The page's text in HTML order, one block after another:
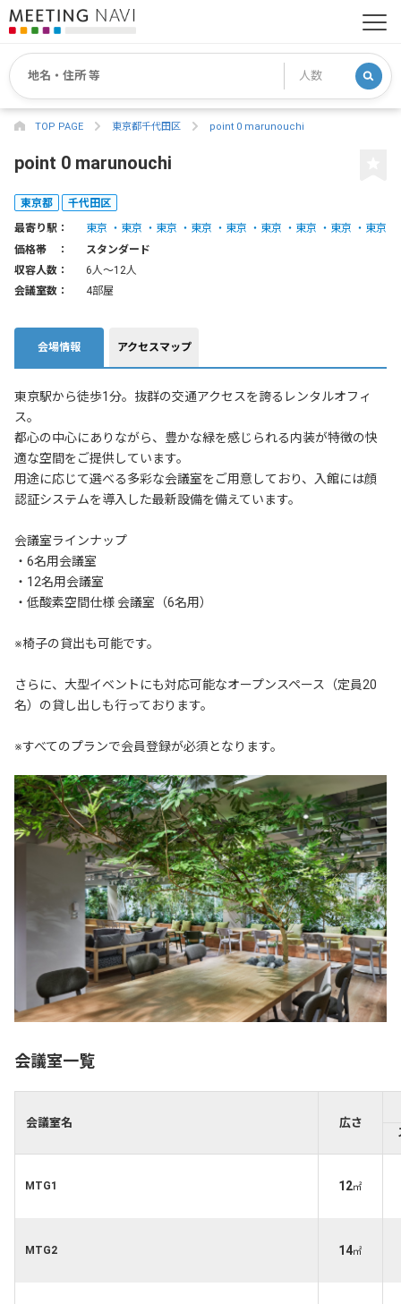
TOP PAGE 東京都千代田区 point 0 marunouchi
point 0 marunouchi
東京都 千代田区
最寄り駅： 東京 東京 東京 東京 東京 東京 東京 東京
東京
価格帯 ：
スタンダード
収容人数：
6人〜12人
会議室数：
4部屋
会場情報 アクセスマップ
東京駅から徒歩1分。抜群の交通アクセスを誇るレンタルオフィ
ス。
都心の中心にありながら、豊かな緑を感じられる内装が特徴の快
適な空間をご提供しています。
用途に応じて選べる多彩な会議室をご用意しており、入館には顔
認証システムを導入した最新設備を備えています。
会議室ラインナップ
・6名用会議室
・12名用会議室
・低酸素空間仕様 会議室（6名用）
※椅子の貸出も可能です。
さらに、大型イベントにも対応可能なオープンスペース（定員20
名）の貸し出しも行っております。
※すべてのプランで会員登録が必須となります。
会議室一覧
会議室名 広さ
MTG1 12㎡
MTG2 14㎡